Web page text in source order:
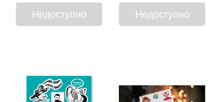
Недоступно Недоступно